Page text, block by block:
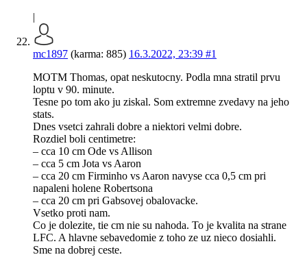
|
mc1897 (karma: 885) 16.3.2022, 23:39 #1
MOTM Thomas, opat neskutocny. Podla mna stratil prvu
loptu v 90. minute.
Tesne po tom ako ju ziskal. Som extremne zvedavy na jeho
stats.
Dnes vsetci zahrali dobre a niektori velmi dobre.
Rozdiel boli centimetre:
– cca 10 cm Ode vs Allison
– cca 5 cm Jota vs Aaron
– cca 20 cm Firminho vs Aaron navyse cca 0,5 cm pri
napaleni holene Robertsona
– cca 20 cm pri Gabsovej obalovacke.
Vsetko proti nam.
Co je dolezite, tie cm nie su nahoda. To je kvalita na strane
LFC. A hlavne sebavedomie z toho ze uz nieco dosiahli.
Sme na dobrej ceste.